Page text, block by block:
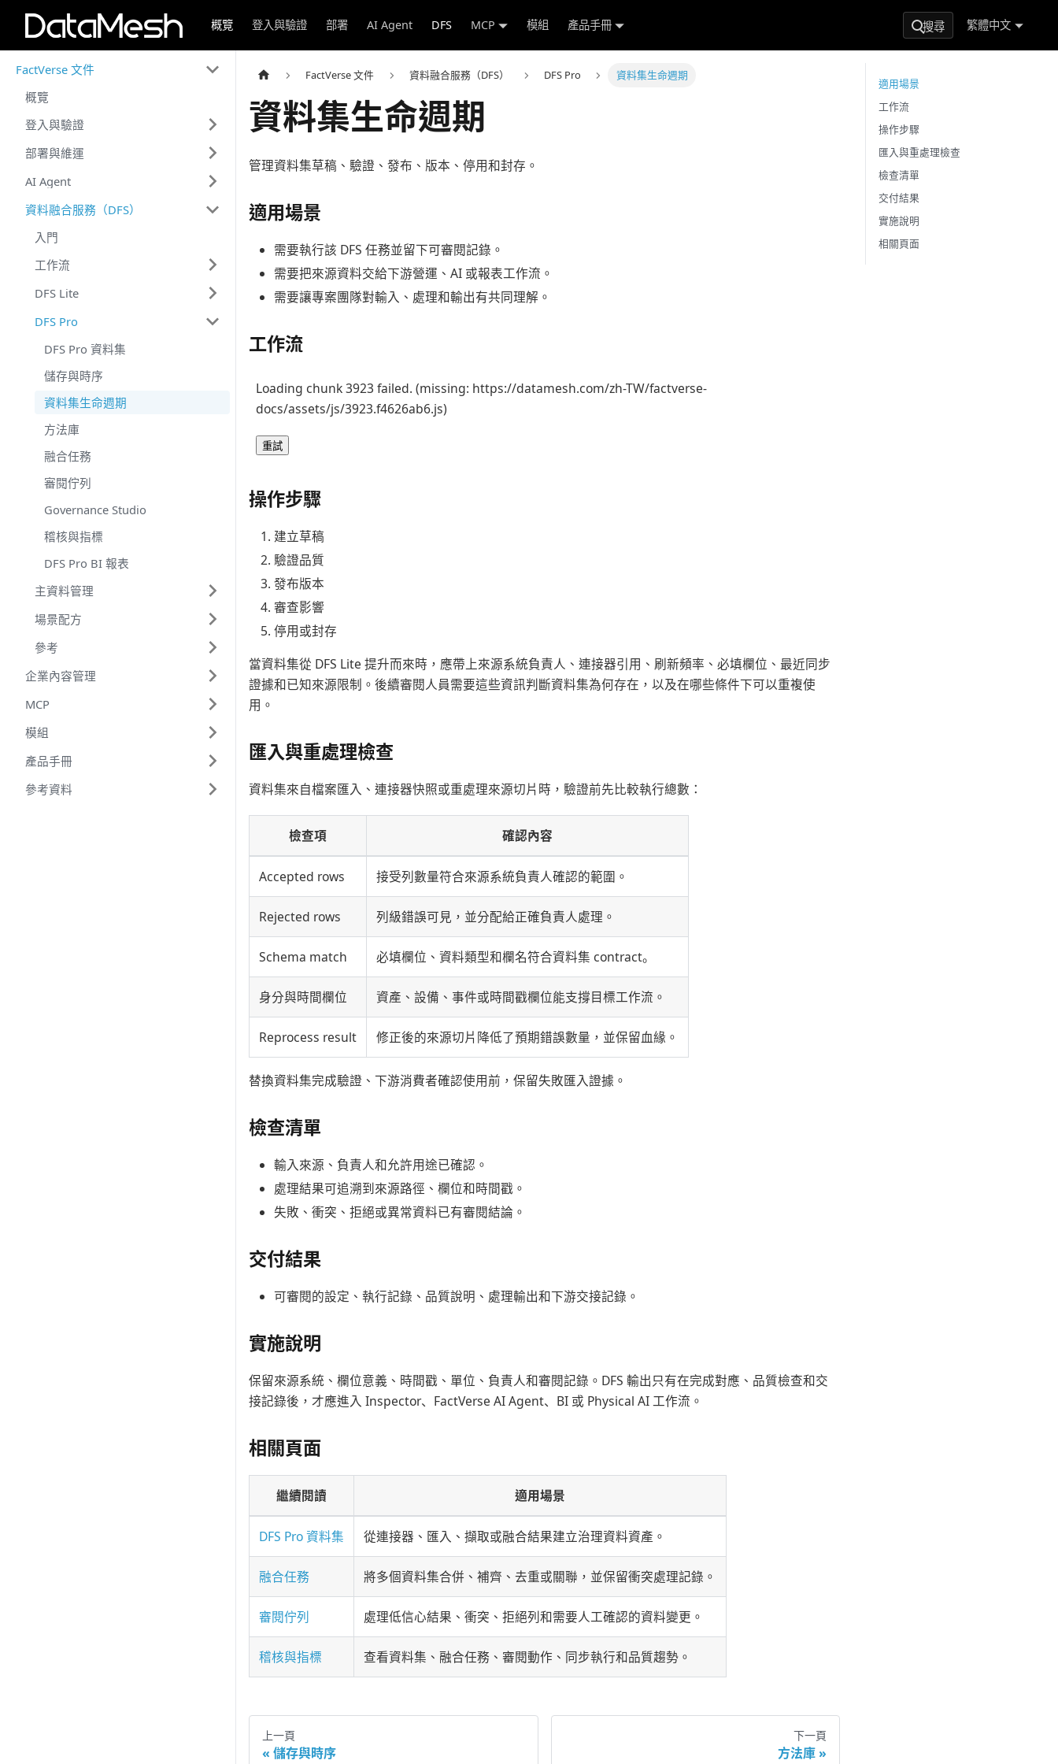
概覽 登入與驗證 部署 AI Agent DFS MCP 模組 產品手冊 搜尋 繁體中文
FactVerse 文件
概覽
登入與驗證
部署與維運
AI Agent
資料融合服務（DFS）
入門
工作流
DFS Lite
DFS Pro
DFS Pro 資料集
儲存與時序
資料集生命週期
方法庫
融合任務
審閱佇列
Governance Studio
稽核與指標
DFS Pro BI 報表
主資料管理
場景配方
參考
企業內容管理
MCP
模組
產品手冊
參考資料
FactVerse 文件 資料融合服務（DFS） DFS Pro 資料集生命週期
資料集生命週期
管理資料集草稿、驗證、發布、版本、停用和封存。
適用場景
需要執行該 DFS 任務並留下可審閱記錄。
需要把來源資料交給下游營運、AI 或報表工作流。
需要讓專案團隊對輸入、處理和輸出有共同理解。
工作流
Loading chunk 3923 failed. (missing: https://datamesh.com/zh-TW/factverse-
docs/assets/js/3923.f4626ab6.js)
重試
操作步驟
建立草稿
驗證品質
發布版本
審查影響
停用或封存
當資料集從 DFS Lite 提升而來時，應帶上來源系統負責人、連接器引用、刷新頻率、必填欄位、最近同步
證據和已知來源限制。後續審閱人員需要這些資訊判斷資料集為何存在，以及在哪些條件下可以重複使
用。
匯入與重處理檢查
資料集來自檔案匯入、連接器快照或重處理來源切片時，驗證前先比較執行總數：
檢查項 確認內容
Accepted rows 接受列數量符合來源系統負責人確認的範圍。
Rejected rows 列級錯誤可見，並分配給正確負責人處理。
Schema match 必填欄位、資料類型和欄名符合資料集 contract。
身分與時間欄位 資產、設備、事件或時間戳欄位能支撐目標工作流。
Reprocess result 修正後的來源切片降低了預期錯誤數量，並保留血緣。
替換資料集完成驗證、下游消費者確認使用前，保留失敗匯入證據。
檢查清單
輸入來源、負責人和允許用途已確認。
處理結果可追溯到來源路徑、欄位和時間戳。
失敗、衝突、拒絕或異常資料已有審閱結論。
交付結果
可審閱的設定、執行記錄、品質說明、處理輸出和下游交接記錄。
實施說明
保留來源系統、欄位意義、時間戳、單位、負責人和審閱記錄。DFS 輸出只有在完成對應、品質檢查和交
接記錄後，才應進入 Inspector、FactVerse AI Agent、BI 或 Physical AI 工作流。
相關頁面
繼續閱讀 適用場景
DFS Pro 資料集 從連接器、匯入、擷取或融合結果建立治理資料資產。
融合任務 將多個資料集合併、補齊、去重或關聯，並保留衝突處理記錄。
審閱佇列 處理低信心結果、衝突、拒絕列和需要人工確認的資料變更。
稽核與指標 查看資料集、融合任務、審閱動作、同步執行和品質趨勢。
上一頁
儲存與時序
下一頁
方法庫
適用場景
工作流
操作步驟
匯入與重處理檢查
檢查清單
交付結果
實施說明
相關頁面